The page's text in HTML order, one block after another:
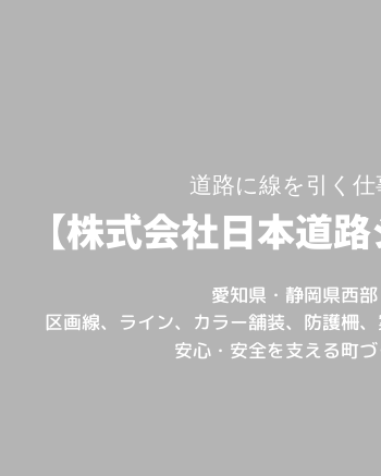
道路に線を引く仕
【株式会社日本道路
愛知県・静岡県西部
区画線、ライン、カラー舗装、防護柵
安心・安全を支える町づ